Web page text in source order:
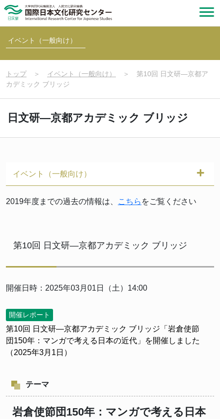
イベント（一般向け）
トップ＞ イベント（一般向け） ＞ 第10回 日文研―京都ア
カデミック ブリッジ
日文研―京都アカデミック ブリッジ
イベント（一般向け）
2019年度までの過去の情報は、 こちら をご覧ください
第10回 日文研―京都アカデミック ブリッジ
開催日時：2025年03月01日（土）14:00
開催レポート
第10回 日文研―京都アカデミック ブリッジ「岩倉使節
団150年：マンガで考える日本の近代」を開催しました
（2025年3月1日）
テーマ
岩倉使節団150年：マンガで考える日本